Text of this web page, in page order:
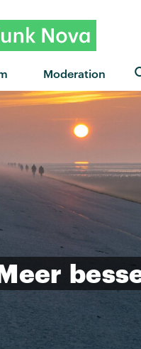
Moderation
fleurs" von Tove Lo X